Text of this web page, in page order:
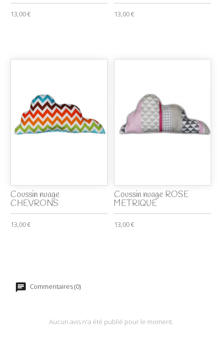
13,00 € 13,00 €
Coussin nuage
CHEVRONS
13,00 €
Coussin nuage ROSE
METRIQUE
13,00 €
Commentaires (0)
Aucun avis n'a été publié pour le moment.